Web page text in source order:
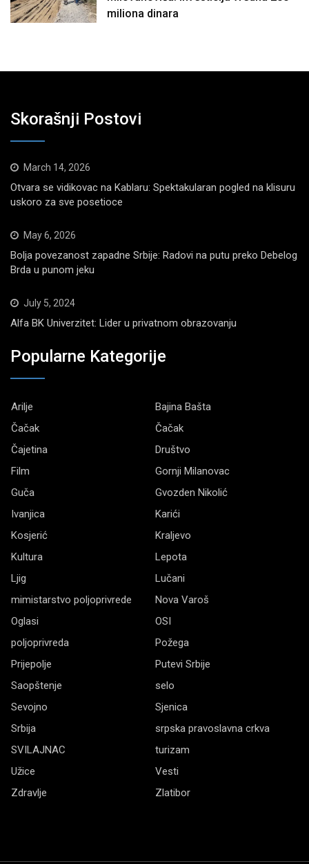
miliona dinara
Skorašnji Postovi
March 14, 2026
Otvara se vidikovac na Kablaru: Spektakularan pogled na klisuru
uskoro za sve posetioce
May 6, 2026
Bolja povezanost zapadne Srbije: Radovi na putu preko Debelog
Brda u punom jeku
July 5, 2024
Alfa BK Univerzitet: Lider u privatnom obrazovanju
Popularne Kategorije
Arilje
Bajina Bašta
Čačak
Čačak
Čajetina
Društvo
Film
Gornji Milanovac
Guča
Gvozden Nikolić
Ivanjica
Karići
Kosjerić
Kraljevo
Kultura
Lepota
Ljig
Lučani
mimistarstvo poljoprivrede
Nova Varoš
Oglasi
OSI
poljoprivreda
Požega
Prijepolje
Putevi Srbije
Saopštenje
selo
Sevojno
Sjenica
Srbija
srpska pravoslavna crkva
SVILAJNAC
turizam
Užice
Vesti
Zdravlje
Zlatibor